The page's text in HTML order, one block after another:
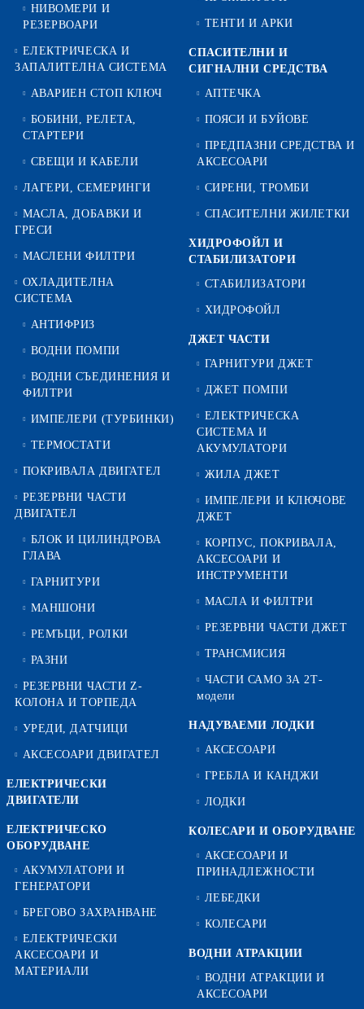
НИВОМЕРИ И
РЕЗЕРВОАРИ
ЕЛЕКТРИЧЕСКА И
ЗАПАЛИТЕЛНА СИСТЕМА
АВАРИЕН СТОП КЛЮЧ
БОБИНИ, РЕЛЕТА,
СТАРТЕРИ
СВЕЩИ И КАБЕЛИ
ЛАГЕРИ, СЕМЕРИНГИ
МАСЛА, ДОБАВКИ И
ГРЕСИ
МАСЛЕНИ ФИЛТРИ
ОХЛАДИТЕЛНА
СИСТЕМА
АНТИФРИЗ
ВОДНИ ПОМПИ
ВОДНИ СЪЕДИНЕНИЯ И
ФИЛТРИ
ИМПЕЛЕРИ (ТУРБИНКИ)
ТЕРМОСТАТИ
ПОКРИВАЛА ДВИГАТЕЛ
РЕЗЕРВНИ ЧАСТИ
ДВИГАТЕЛ
БЛОК И ЦИЛИНДРОВА
ГЛАВА
ГАРНИТУРИ
МАНШОНИ
РЕМЪЦИ, РОЛКИ
РАЗНИ
РЕЗЕРВНИ ЧАСТИ Z-
КОЛОНА И ТОРПЕДА
УРЕДИ, ДАТЧИЦИ
АКСЕСОАРИ ДВИГАТЕЛ
ЕЛЕКТРИЧЕСКИ
ДВИГАТЕЛИ
ЕЛЕКТРИЧЕСКО
ОБОРУДВАНЕ
АКУМУЛАТОРИ И
ГЕНЕРАТОРИ
БРЕГОВО ЗАХРАНВАНЕ
ЕЛЕКТРИЧЕСКИ
АКСЕСОАРИ И
МАТЕРИАЛИ
ТЕНТИ И АРКИ
СПАСИТЕЛНИ И
СИГНАЛНИ СРЕДСТВА
АПТЕЧКА
ПОЯСИ И БУЙОВЕ
ПРЕДПАЗНИ СРЕДСТВА И
АКСЕСОАРИ
СИРЕНИ, ТРОМБИ
СПАСИТЕЛНИ ЖИЛЕТКИ
ХИДРОФОЙЛ И
СТАБИЛИЗАТОРИ
СТАБИЛИЗАТОРИ
ХИДРОФОЙЛ
ДЖЕТ ЧАСТИ
ГАРНИТУРИ ДЖЕТ
ДЖЕТ ПОМПИ
ЕЛЕКТРИЧЕСКА
СИСТЕМА И
АКУМУЛАТОРИ
ЖИЛА ДЖЕТ
ИМПЕЛЕРИ И КЛЮЧОВЕ
ДЖЕТ
КОРПУС, ПОКРИВАЛА,
АКСЕСОАРИ И
ИНСТРУМЕНТИ
МАСЛА И ФИЛТРИ
РЕЗЕРВНИ ЧАСТИ ДЖЕТ
ТРАНСМИСИЯ
ЧАСТИ САМО ЗА 2Т-
модели
НАДУВАЕМИ ЛОДКИ
АКСЕСОАРИ
ГРЕБЛА И КАНДЖИ
ЛОДКИ
КОЛЕСАРИ И ОБОРУДВАНЕ
АКСЕСОАРИ И
ПРИНАДЛЕЖНОСТИ
ЛЕБЕДКИ
КОЛЕСАРИ
ВОДНИ АТРАКЦИИ
ВОДНИ АТРАКЦИИ И
АКСЕСОАРИ